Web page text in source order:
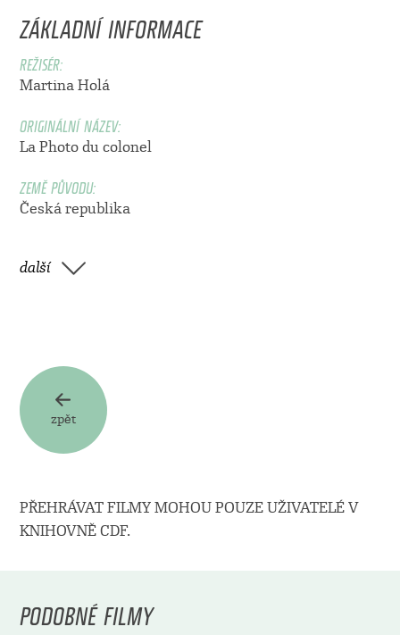
ZÁKLADNÍ INFORMACE
REŽISÉR:
Martina Holá
ORIGINÁLNÍ NÁZEV:
La Photo du colonel
ZEMĚ PŮVODU:
Česká republika
další
zpět
PŘEHRÁVAT FILMY MOHOU POUZE UŽIVATELÉ V
KNIHOVNĚ CDF.
PODOBNÉ FILMY